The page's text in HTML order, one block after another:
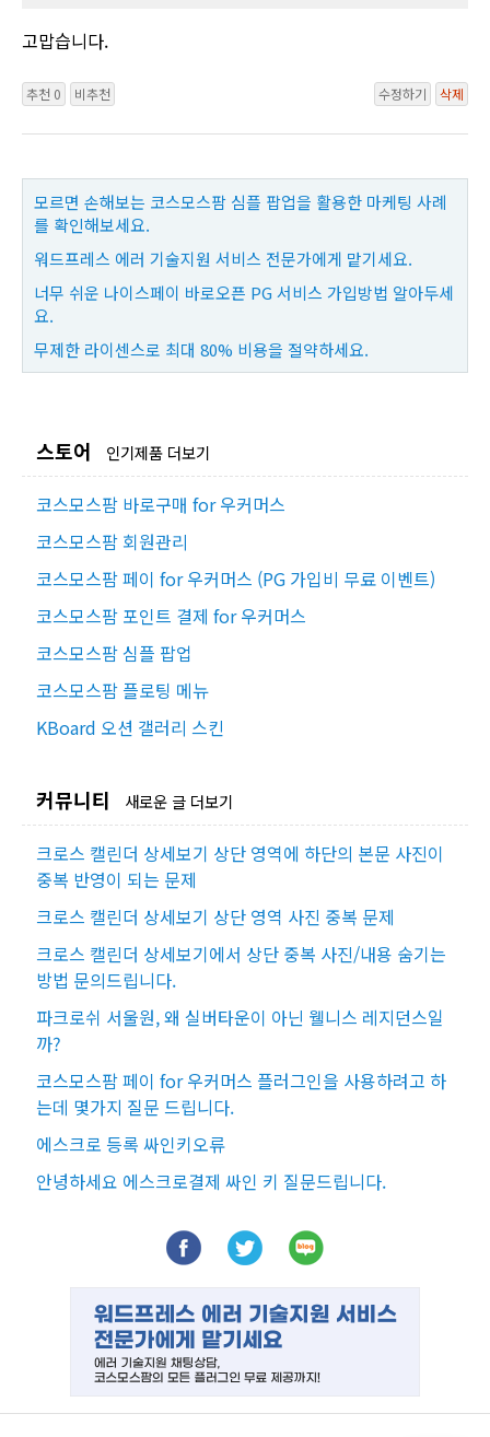
고맙습니다.
추천 0 비추천 수정하기 삭제
모르면 손해보는 코스모스팜 심플 팝업을 활용한 마케팅 사례
를 확인해보세요.
워드프레스 에러 기술지원 서비스 전문가에게 맡기세요.
너무 쉬운 나이스페이 바로오픈 PG 서비스 가입방법 알아두세
요.
무제한 라이센스로 최대 80% 비용을 절약하세요.
스토어 인기제품 더보기
코스모스팜 바로구매 for 우커머스
코스모스팜 회원관리
코스모스팜 페이 for 우커머스 (PG 가입비 무료 이벤트)
코스모스팜 포인트 결제 for 우커머스
코스모스팜 심플 팝업
코스모스팜 플로팅 메뉴
KBoard 오션 갤러리 스킨
커뮤니티 새로운 글 더보기
크로스 캘린더 상세보기 상단 영역에 하단의 본문 사진이
중복 반영이 되는 문제
크로스 캘린더 상세보기 상단 영역 사진 중복 문제
크로스 캘린더 상세보기에서 상단 중복 사진/내용 숨기는
방법 문의드립니다.
파크로쉬 서울원, 왜 실버타운이 아닌 웰니스 레지던스일
까?
코스모스팜 페이 for 우커머스 플러그인을 사용하려고 하
는데 몇가지 질문 드립니다.
에스크로 등록 싸인키오류
안녕하세요 에스크로결제 싸인 키 질문드립니다.